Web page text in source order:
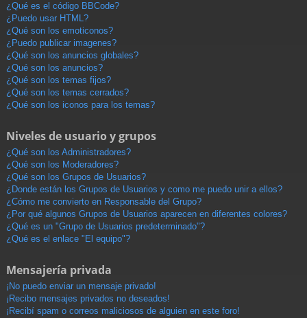
¿Qué es el código BBCode?
¿Puedo usar HTML?
¿Qué son los emoticonos?
¿Puedo publicar imagenes?
¿Qué son los anuncios globales?
¿Qué son los anuncios?
¿Qué son los temas fijos?
¿Qué son los temas cerrados?
¿Qué son los iconos para los temas?
Niveles de usuario y grupos
¿Qué son los Administradores?
¿Qué son los Moderadores?
¿Qué son los Grupos de Usuarios?
¿Donde están los Grupos de Usuarios y como me puedo unir a ellos?
¿Cómo me convierto en Responsable del Grupo?
¿Por qué algunos Grupos de Usuarios aparecen en diferentes colores?
¿Qué es un "Grupo de Usuarios predeterminado"?
¿Qué es el enlace "El equipo"?
Mensajería privada
¡No puedo enviar un mensaje privado!
¡Recibo mensajes privados no deseados!
¡Recibí spam o correos maliciosos de alguien en este foro!